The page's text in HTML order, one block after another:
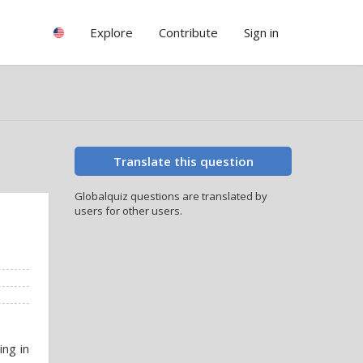
Explore Contribute Sign in
Translate this question
Globalquiz questions are translated by
users for other users.
in